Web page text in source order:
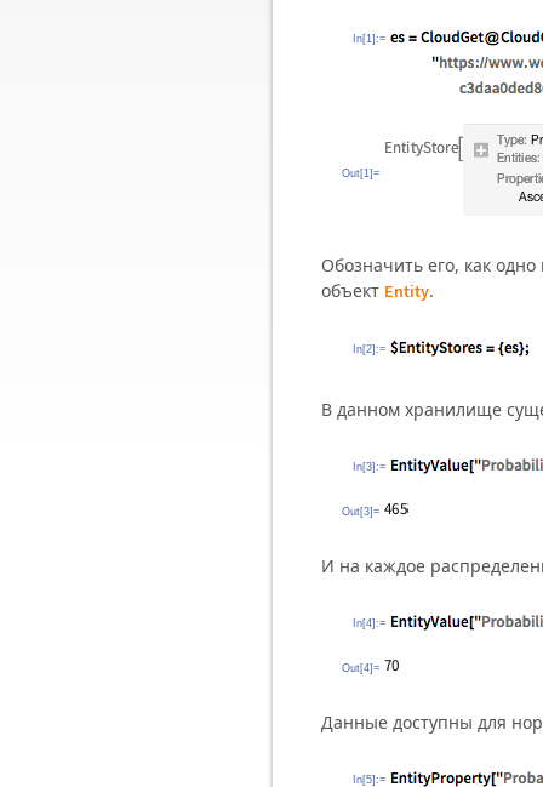
In[1]:=
Out[1]=
Обозначить его, как
объект Entity.
In[2]:=
В данном хранилище
In[3]:=
Out[3]=
И на каждое
In[4]:=
Out[4]=
Данные доступны для
In[5]:=